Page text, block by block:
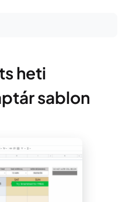
heti
sablon